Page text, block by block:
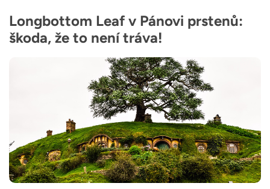
Longbottom Leaf v Pánovi prstenů:
škoda, že to není tráva!